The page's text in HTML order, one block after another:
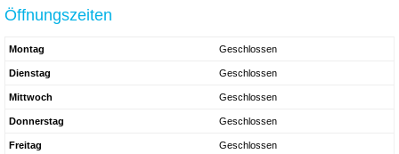
Öffnungszeiten
Montag Geschlossen
Dienstag Geschlossen
Mittwoch Geschlossen
Donnerstag Geschlossen
Freitag Geschlossen